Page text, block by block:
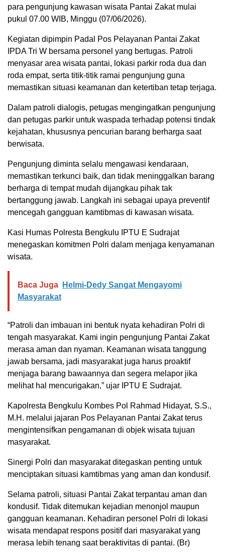
para pengunjung kawasan wisata Pantai Zakat mulai
pukul 07.00 WIB, Minggu (07/06/2026).
Kegiatan dipimpin Padal Pos Pelayanan Pantai Zakat
IPDA Tri W bersama personel yang bertugas. Patroli
menyasar area wisata pantai, lokasi parkir roda dua dan
roda empat, serta titik-titik ramai pengunjung guna
memastikan situasi keamanan dan ketertiban tetap terjaga.
Dalam patroli dialogis, petugas mengingatkan pengunjung
dan petugas parkir untuk waspada terhadap potensi tindak
kejahatan, khususnya pencurian barang berharga saat
berwisata.
Pengunjung diminta selalu mengawasi kendaraan,
memastikan terkunci baik, dan tidak meninggalkan barang
berharga di tempat mudah dijangkau pihak tak
bertanggung jawab. Langkah ini sebagai upaya preventif
mencegah gangguan kamtibmas di kawasan wisata.
Kasi Humas Polresta Bengkulu IPTU E Sudrajat
menegaskan komitmen Polri dalam menjaga kenyamanan
wisata.
Baca Juga
Helmi-Dedy Sangat Mengayomi
Masyarakat
“Patroli dan imbauan ini bentuk nyata kehadiran Polri di
tengah masyarakat. Kami ingin pengunjung Pantai Zakat
merasa aman dan nyaman. Keamanan wisata tanggung
jawab bersama, jadi masyarakat juga harus proaktif
menjaga barang bawaannya dan segera melapor jika
melihat hal mencurigakan,” ujar IPTU E Sudrajat.
Kapolresta Bengkulu Kombes Pol Rahmad Hidayat, S.S.,
M.H. melalui jajaran Pos Pelayanan Pantai Zakat terus
mengintensifkan pengamanan di objek wisata tujuan
masyarakat.
Sinergi Polri dan masyarakat ditegaskan penting untuk
menciptakan situasi kamtibmas yang aman dan kondusif.
Selama patroli, situasi Pantai Zakat terpantau aman dan
kondusif. Tidak ditemukan kejadian menonjol maupun
gangguan keamanan. Kehadiran personel Polri di lokasi
wisata mendapat respons positif dari masyarakat yang
merasa lebih tenang saat beraktivitas di pantai. (Br)